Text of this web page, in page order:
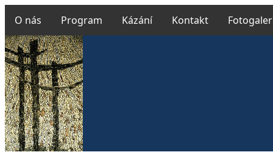
O nás Program Kázání Kontakt